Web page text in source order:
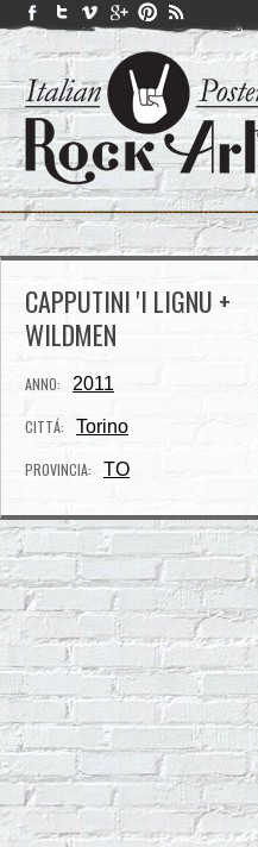
CAPPUTINI 'I LIGNU +
WILDMEN
ANNO: 2011
CITTÁ: Torino
PROVINCIA: TO